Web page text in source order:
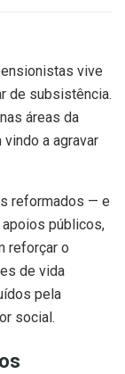
vive
de subsistência.
áreas da
a agravar
reformados — e
públicos,
reforçar o
de vida
pela
social.